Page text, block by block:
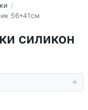
56*41см
силикон